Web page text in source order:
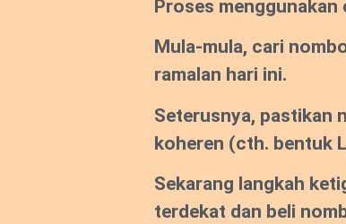
Proses
Mula-mula, cari
ramalan hari ini.
Seterusnya, pastikan
koheren (cth. bentuk
Sekarang langkah
terdekat dan beli